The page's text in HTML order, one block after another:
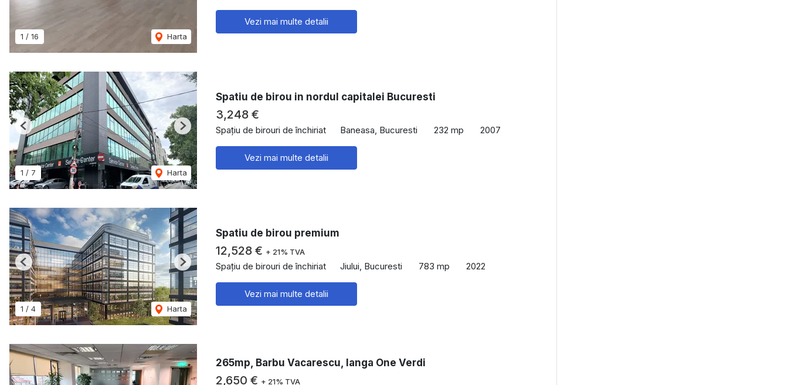
1 / 16 Harta
Vezi mai multe detalii
1 / 7 Harta
Previous Next
Spatiu de birou in nordul capitalei Bucuresti
3,248 €
Spațiu de birouri de închiriat Baneasa, Bucuresti 232 mp 2007
Vezi mai multe detalii
1 / 4 Harta
Previous Next
Spatiu de birou premium
12,528 € + 21% TVA
Spațiu de birouri de închiriat Jiului, Bucuresti 783 mp 2022
Vezi mai multe detalii
265mp, Barbu Vacarescu, langa One Verdi
2,650 € + 21% TVA